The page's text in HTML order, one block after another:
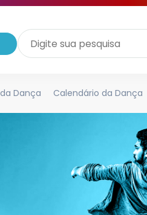
Dança Calendário da Dança